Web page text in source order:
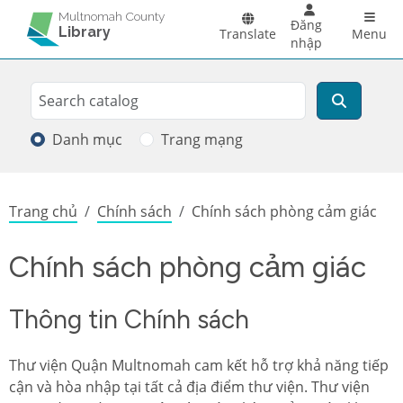
Skip to main content
Multnomah County
Library Translate
Đăng
nhập
Menu
Search
Tìm kiếm
Danh mục Trang mạng
Breadcrumb
Trang chủ Chính sách Chính sách phòng cảm giác
Chính sách phòng cảm giác
Thông tin Chính sách
Thư viện Quận Multnomah cam kết hỗ trợ khả năng tiếp
cận và hòa nhập tại tất cả địa điểm thư viện. Thư viện